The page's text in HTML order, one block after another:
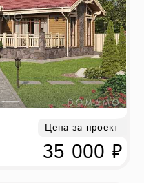
Цена за проект
35 000 ₽